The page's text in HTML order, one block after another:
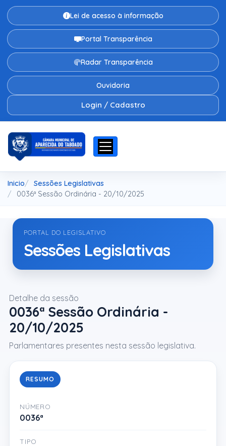
Lei de acesso à informação
Portal Transparência
Radar Transparência
Ouvidoria
Login / Cadastro
Inicio
Sessões Legislativas
0036ª Sessão Ordinária - 20/10/2025
PORTAL DO LEGISLATIVO
Sessões Legislativas
Detalhe da sessão
0036ª Sessão Ordinária -
20/10/2025
Parlamentares presentes nesta sessão legislativa.
RESUMO
NÚMERO
0036ª
TIPO